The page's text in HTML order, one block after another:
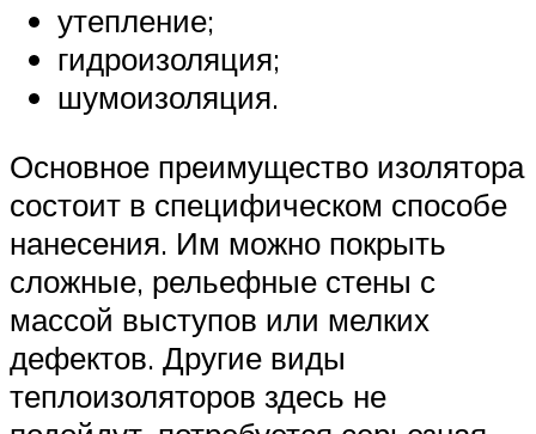
утепление;
гидроизоляция;
шумоизоляция.
Основное преимущество изолятора
состоит в специфическом способе
нанесения. Им можно покрыть
сложные, рельефные стены с
массой выступов или мелких
дефектов. Другие виды
теплоизоляторов здесь не